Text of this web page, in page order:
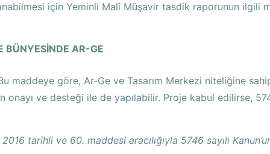
için Yeminli Malî Müşavir tasdik raporunun ilgili
BÜNYESİNDE AR-GE
maddeye göre, Ar-Ge ve Tasarım Merkezi niteliğine
onayı ve desteği ile de yapılabilir. Proje kabul edilirse,
tarihli ve 60. maddesi aracılığıyla 5746 sayılı